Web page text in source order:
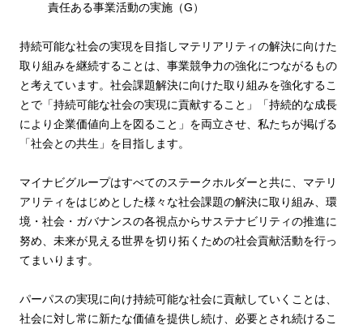
責任ある事業活動の実施（G）
持続可能な社会の実現を目指しマテリアリティの解決に向けた
取り組みを継続することは、事業競争力の強化につながるもの
と考えています。社会課題解決に向けた取り組みを強化するこ
とで「持続可能な社会の実現に貢献すること」「持続的な成長
により企業価値向上を図ること」を両立させ、私たちが掲げる
「社会との共生」を目指します。
マイナビグループはすべてのステークホルダーと共に、マテリ
アリティをはじめとした様々な社会課題の解決に取り組み、環
境・社会・ガバナンスの各視点からサステナビリティの推進に
努め、未来が見える世界を切り拓くための社会貢献活動を行っ
てまいります。
パーパスの実現に向け持続可能な社会に貢献していくことは、
社会に対し常に新たな価値を提供し続け、必要とされ続けるこ